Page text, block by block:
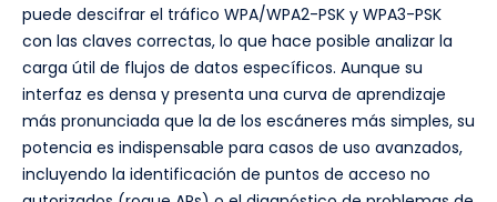
puede descifrar el tráfico WPA/WPA2-PSK y WPA3-PSK
con las claves correctas, lo que hace posible analizar la
carga útil de flujos de datos específicos. Aunque su
interfaz es densa y presenta una curva de aprendizaje
más pronunciada que la de los escáneres más simples, su
potencia es indispensable para casos de uso avanzados,
incluyendo la identificación de puntos de acceso no